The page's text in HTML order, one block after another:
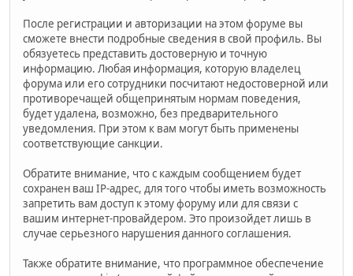
После регистрации и авторизации на этом форуме вы
сможете внести подробные сведения в свой профиль. Вы
обязуетесь представить достоверную и точную
информацию. Любая информация, которую владелец
форума или его сотрудники посчитают недостоверной или
противоречащей общепринятым нормам поведения,
будет удалена, возможно, без предварительного
уведомления. При этом к вам могут быть применены
соответствующие санкции.
Обратите внимание, что с каждым сообщением будет
сохранен ваш IP-адрес, для того чтобы иметь возможность
запретить вам доступ к этому форуму или для связи с
вашим интернет-провайдером. Это произойдет лишь в
случае серьезного нарушения данного соглашения.
Также обратите внимание, что программное обеспечение